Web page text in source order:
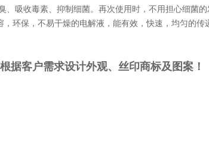
、吸收毒素、抑制细菌。再次使用时，不用担心细菌
环保，不易干燥的电解液，能有效，快速，均匀的
据客户需求设计外观、丝印商标及图案！